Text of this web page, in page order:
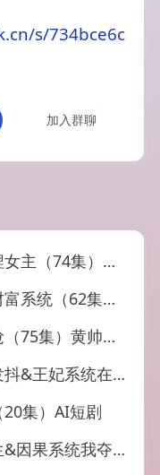
s/734bce6c
加入群聊
）李芝桦&杨紫皓
集）宇澄＆贾怡楠
黄帅帅＆李芮峤
发抖（82集）姜竣瀚&董玥妤
集）AI短剧
生（80集）陈景赫&吕彦霏